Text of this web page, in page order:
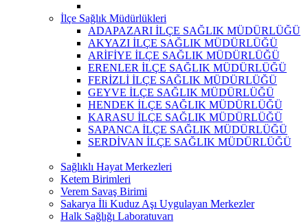
İlçe Sağlık Müdürlükleri
ADAPAZARI İLÇE SAĞLIK MÜDÜRLÜĞÜ
AKYAZI İLÇE SAĞLIK MÜDÜRLÜĞÜ
ARİFİYE İLÇE SAĞLIK MÜDÜRLÜĞÜ
ERENLER İLÇE SAĞLIK MÜDÜRLÜĞÜ
FERİZLİ İLÇE SAĞLIK MÜDÜRLÜĞÜ
GEYVE İLÇE SAĞLIK MÜDÜRLÜĞÜ
HENDEK İLÇE SAĞLIK MÜDÜRLÜĞÜ
KARASU İLÇE SAĞLIK MÜDÜRLÜĞÜ
SAPANCA İLÇE SAĞLIK MÜDÜRLÜĞÜ
SERDİVAN İLÇE SAĞLIK MÜDÜRLÜĞÜ
Sağlıklı Hayat Merkezleri
Ketem Birimleri
Verem Savaş Birimi
Sakarya İli Kuduz Aşı Uygulayan Merkezler
Halk Sağlığı Laboratuvarı